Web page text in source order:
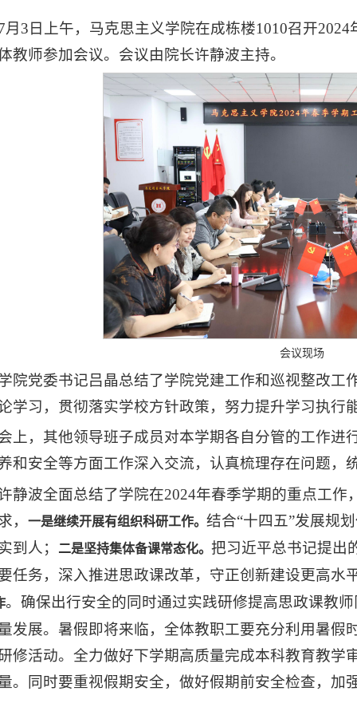
月3日上午，马克思主义学院在成栋楼1010召开
教师参加会议。会议由院长许静波主持。
会议现场
院党委书记吕晶总结了学院党建工作和巡视整改工
学习，贯彻落实学校方针政策，努力提升学习执行
上，其他领导班子成员对本学期各自分管的工作进
和安全等方面工作深入交流，认真梳理存在问题，
静波全面总结了学院在2024年春季学期的重点工
，一是继续开展有组织科研工作。结合“十四五”发展规
到人；
二是坚持集体备课常态化。把习近平总书记提出
任务，深入推进思政课改革，守正创新建设更高水
。确保出行安全的同时通过实践研修提高思政课教
发展。暑假即将来临，全体教职工要充分利用暑假
修活动。全力做好下学期高质量完成本科教育教学
。同时要重视假期安全，做好假期前安全检查，加